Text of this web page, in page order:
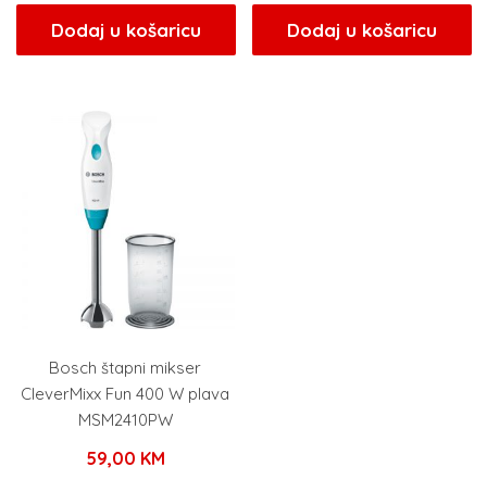
Dodaj u košaricu Dodaj u košaricu
Bosch štapni mikser
CleverMixx Fun 400 W plava
MSM2410PW
59,00 KM